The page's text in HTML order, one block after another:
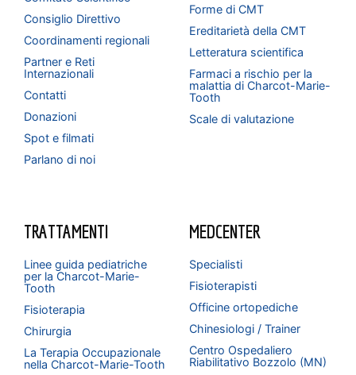
Consiglio Direttivo
Coordinamenti regionali
Partner e Reti
Internazionali
Contatti
Donazioni
Spot e filmati
Parlano di noi
Forme di CMT
Ereditarietà della CMT
Letteratura scientifica
Farmaci a rischio per la
malattia di Charcot-Marie-
Tooth
Scale di valutazione
TRATTAMENTI
Linee guida pediatriche
per la Charcot-Marie-
Tooth
Fisioterapia
Chirurgia
La Terapia Occupazionale
nella Charcot-Marie-Tooth
MEDCENTER
Specialisti
Fisioterapisti
Officine ortopediche
Chinesiologi / Trainer
Centro Ospedaliero
Riabilitativo Bozzolo (MN)